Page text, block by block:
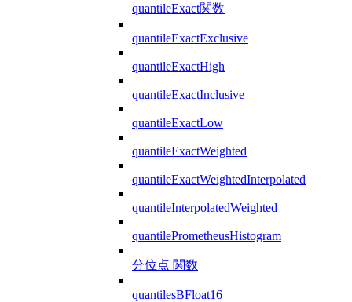
quantileExact関数
quantileExactExclusive
quantileExactHigh
quantileExactInclusive
quantileExactLow
quantileExactWeighted
quantileExactWeightedInterpolated
quantileInterpolatedWeighted
quantilePrometheusHistogram
分位点 関数
quantilesBFloat16